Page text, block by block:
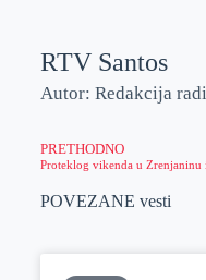
RTV Santos
Autor: Redakcija
PRETHODNO
POVEZANE vesti